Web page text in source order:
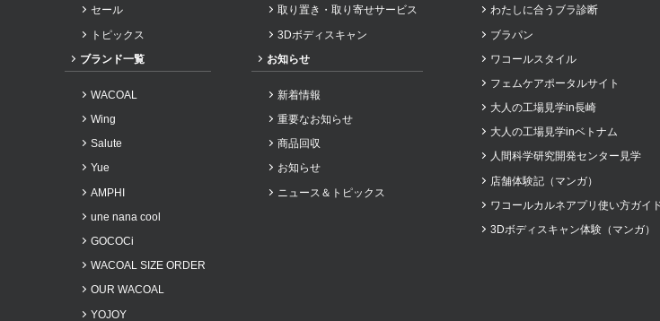
2023年8月
2023年7月
2023年6月
セール
トピックス
ブランド一覧
WACOAL
Wing
Salute
Yue
AMPHI
une nana cool
GOCOCi
WACOAL SIZE ORDER
OUR WACOAL
YOJOY
取り置き・取り寄せサービス
3Dボディスキャン
お知らせ
新着情報
重要なお知らせ
商品回収
お知らせ
ニュース＆トピックス
わたしに合うブラ診断
ブラパン
ワコールスタイル
フェムケアポータルサイト
大人の工場見学in長崎
大人の工場見学inベトナム
人間科学研究開発センター見学
店舗体験記（マンガ）
ワコールカルネアプリ使い方ガイ
3Dボディスキャン体験（マンガ）